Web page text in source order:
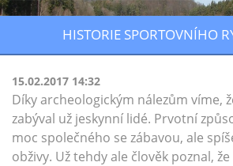
HISTORIE SPORTOVNÍHO
15.02.2017 14:32
Díky archeologickým nálezům víme,
zabýval už jeskynní lidé. Prvotní
moc společného se zábavou, ale
obživy. Už tehdy ale člověk poznal,